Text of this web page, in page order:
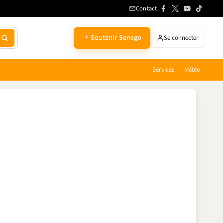
Contact
Soutenir Senego Se connecter
Services Météo